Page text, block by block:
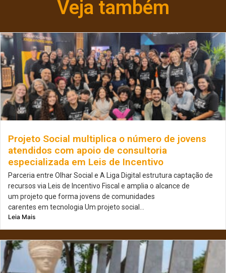
Veja também
Projeto Social multiplica o número de jovens
atendidos com apoio de consultoria
especializada em Leis de Incentivo
Parceria entre Olhar Social e A Liga Digital estrutura captação de
recursos via Leis de Incentivo Fiscal e amplia o alcance de
um projeto que forma jovens de comunidades
carentes em tecnologia Um projeto social...
Leia Mais